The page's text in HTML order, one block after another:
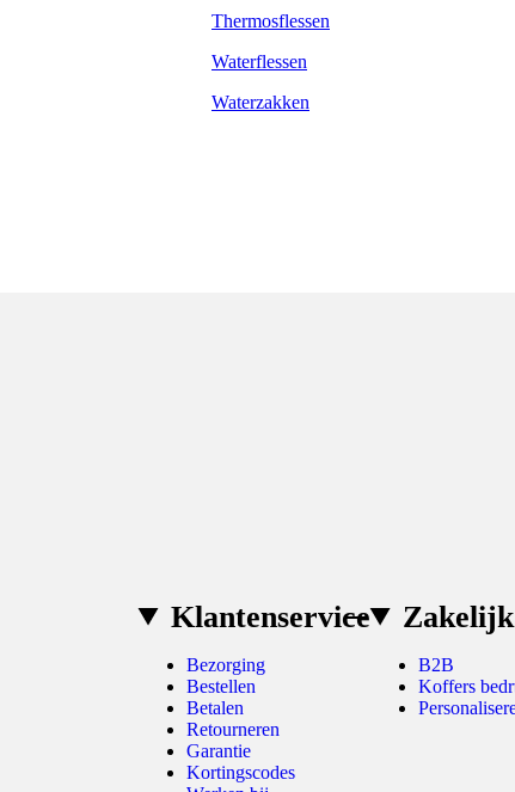
Thermosflessen
Waterflessen
Waterzakken
Klantenservice
Bezorging
Bestellen
Betalen
Retourneren
Garantie
Kortingscodes
Zakelijk
B2B
Koffers